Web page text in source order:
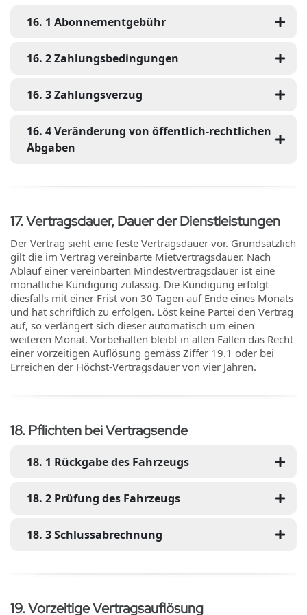
16. 1 Abonnementgebühr
16. 2Zahlungsbedingungen
16. 3Zahlungsverzug
16. 4Veränderung von öffentlich-rechtlichen
Abgaben
17.Vertragsdauer, Dauer der Dienstleistungen
Der Vertrag sieht eine feste Vertragsdauer vor. Grundsätzlich
gilt die im Vertrag vereinbarte Mietvertragsdauer. Nach
Ablauf einer vereinbarten Mindestvertragsdauer ist eine
monatliche Kündigung zulässig. Die Kündigung erfolgt
diesfalls mit einer Frist von 30 Tagen auf Ende eines Monats
und hat schriftlich zu erfolgen. Löst keine Partei den Vertrag
auf, so verlängert sich dieser automatisch um einen
weiteren Monat. Vorbehalten bleibt in allen Fällen das Recht
einer vorzeitigen Auflösung gemäss Ziffer 19.1 oder bei
Erreichen der Höchst-Vertragsdauer von vier Jahren.
18.Pflichten bei Vertragsende
18. 1 Rückgabe des Fahrzeugs
18. 2 Prüfung des Fahrzeugs
18. 3Schlussabrechnung
19.Vorzeitige Vertragsauflösung